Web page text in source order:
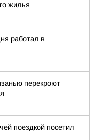
жилья
работал в
перекроют
поездкой посетил